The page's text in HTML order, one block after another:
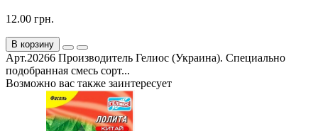
12.00 грн.
В корзину
Арт.20266 Производитель Гелиос (Украина). Специально
подобранная смесь сорт...
Возможно вас также заинтересует